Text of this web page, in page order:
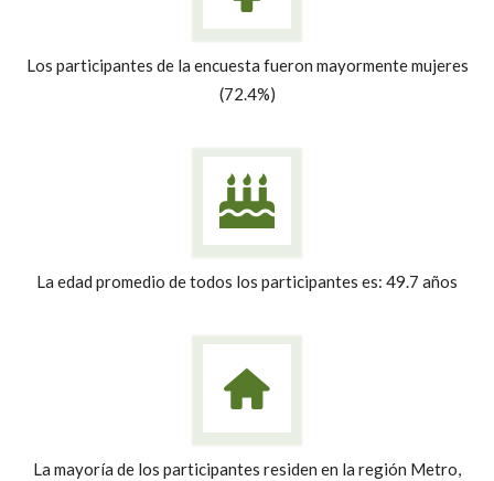
Los participantes de la encuesta fueron mayormente mujeres
(72.4%)
La edad promedio de todos los participantes es: 49.7 años
La mayoría de los participantes residen en la región Metro,